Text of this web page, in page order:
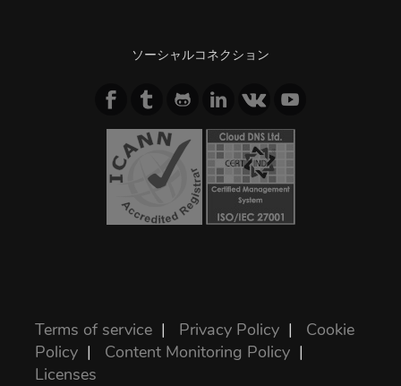
ソーシャルコネクション
Terms of service | Privacy Policy | Cookie
Policy | Content Monitoring Policy |
Licenses